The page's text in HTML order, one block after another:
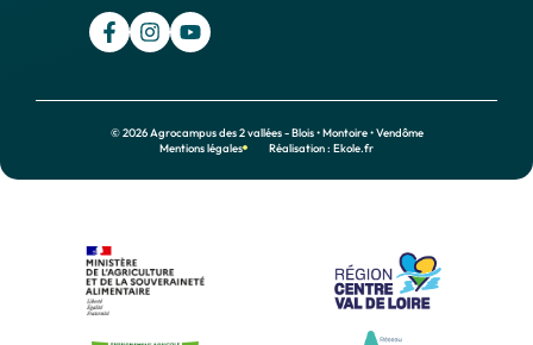
© 2026 Agrocampus des 2 vallées - Blois • Montoire • Vendôme
Mentions légales
Réalisation : Ekole.fr